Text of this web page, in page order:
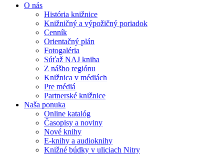
O nás
História knižnice
Knižničný a výpožičný poriadok
Cenník
Orientačný plán
Fotogaléria
Súťaž NAJ kniha
Z nášho regiónu
Knižnica v médiách
Pre médiá
Partnerské knižnice
Naša ponuka
Online katalóg
Časopisy a noviny
Nové knihy
E-knihy a audioknihy
Knižné búdky v uliciach Nitry